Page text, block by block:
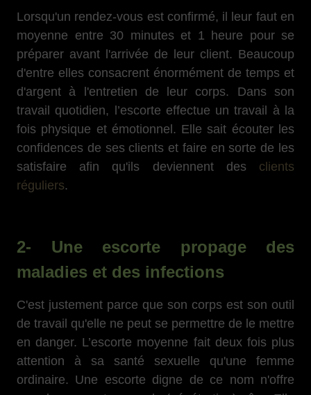
Lorsqu'un rendez-vous est confirmé, il leur faut en
moyenne entre 30 minutes et 1 heure pour se
préparer avant l'arrivée de leur client. Beaucoup
d'entre elles consacrent énormément de temps et
d'argent à l'entretien de leur corps. Dans son
travail quotidien, l’escorte effectue un travail à la
fois physique et émotionnel. Elle sait écouter les
confidences de ses clients et faire en sorte de les
satisfaire afin qu'ils deviennent des clients
réguliers.
2- Une escorte propage des
maladies et des infections
C'est justement parce que son corps est son outil
de travail qu'elle ne peut se permettre de le mettre
en danger. L’escorte moyenne fait deux fois plus
attention à sa santé sexuelle qu'une femme
ordinaire. Une escorte digne de ce nom n'offre